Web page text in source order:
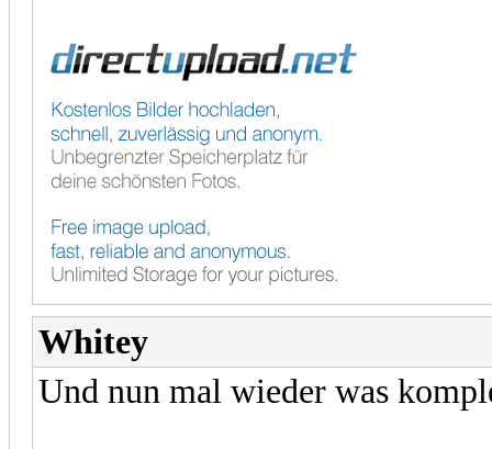
Whitey
Und nun mal wieder was